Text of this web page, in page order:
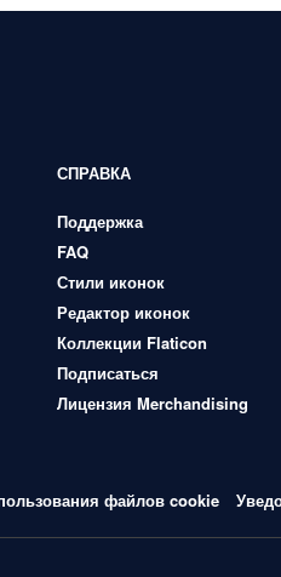
СПРАВКА
Поддержка
FAQ
Стили иконок
Редактор иконок
Коллекции Flaticon
Подписаться
Лицензия Merchandising
файлов cookie